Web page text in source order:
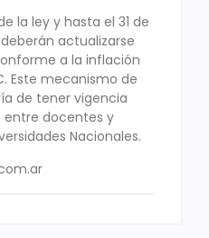
la ley y hasta el 31 de
actualizarse
a la inflación
Este mecanismo de
de tener vigencia
entre docentes y
Nacionales.